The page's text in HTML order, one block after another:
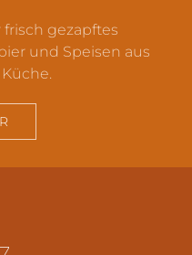
gezapftes
und Speisen aus